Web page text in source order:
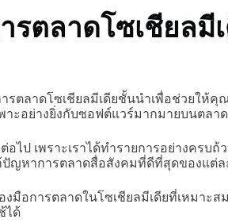
รตลาดโซเชียล
รตลาดโซเชียลมีเดียชั้นนำเพื่อช่วยให้
าะอย่างยิ่งกับซอฟต์แวร์มากมายบนตลาด
ไป เพราะเราได้ทำรายการอย่างครบ
ปัญหาการตลาดสื่อสังคมที่ดีที่สุดของแต่ล
มือการตลาดในโซเชียลมีเดียที่เหมาะ
ได้